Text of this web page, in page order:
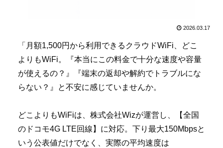
2026.03.17
「月額1,500円から利用できるクラウドWiFi、どこ
よりもWiFi。『本当にこの料金で十分な速度や容量
が使えるの？』『端末の返却や解約でトラブルにな
らない？』と不安に感じていませんか。
どこよりもWiFiは、株式会社Wizが運営し、【全国
のドコモ4G LTE回線】に対応。下り最大150Mbpsと
いう公表値だけでなく、実際の平均速度は